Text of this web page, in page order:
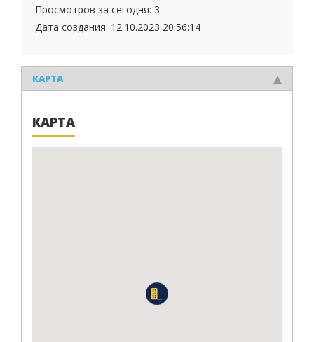
Просмотров за сегодня: 3
Дата создания: 12.10.2023 20:56:14
КАРТА
КАРТА